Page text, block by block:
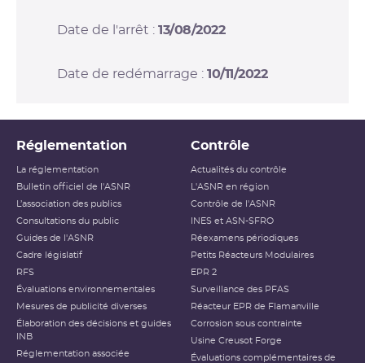
Date de l'arrêt : 13/08/2022
Date de redémarrage : 10/11/2022
Réglementation
La réglementation
Bulletin officiel de l'ASNR
L’association des publics
Consultations du public
Guides de l'ASNR
Cadre législatif
RFS
Évaluations environnementales
Mesures de publicité diverses
Élaboration des décisions et guides
INB
Réglementation associée
Contrôle
Actualités du contrôle
L'ASNR en région
Contrôle de l'ASNR
INES et ASN-SFRO
Réexamens périodiques
Petits Réacteurs Modulaires
EPR 2
Surveillance des PFAS
Réacteur EPR de Flamanville
Corrosion sous contrainte
Usine Creusot Forge
Évaluations complémentaires de